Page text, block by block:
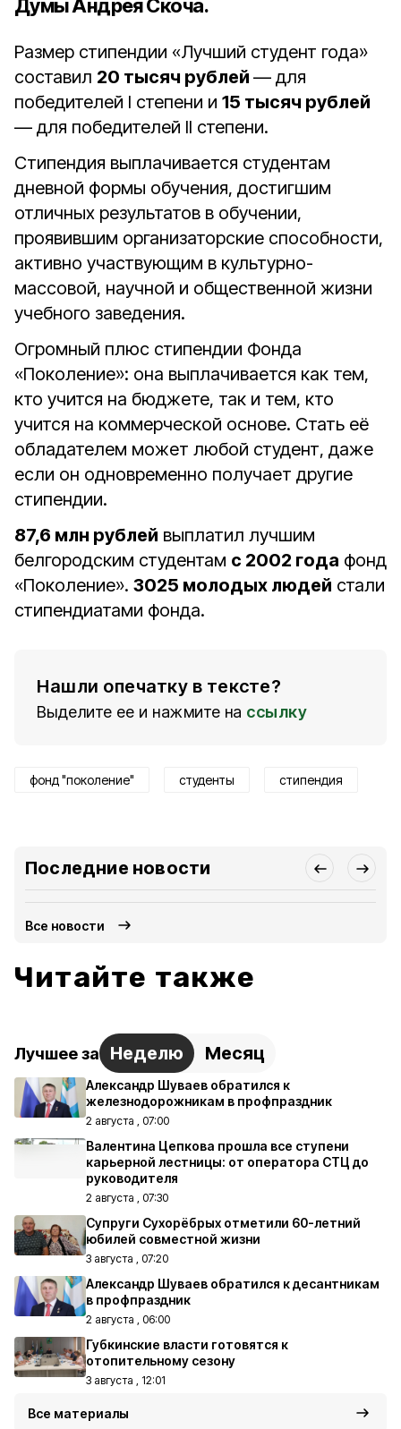
Думы Андрея Скоча.
Размер стипендии «Лучший студент года»
составил 20 тысяч рублей — для
победителей I степени и 15 тысяч рублей
— для победителей II степени.
Стипендия выплачивается студентам
дневной формы обучения, достигшим
отличных результатов в обучении,
проявившим организаторские способности,
активно участвующим в культурно-
массовой, научной и общественной жизни
учебного заведения.
Огромный плюс стипендии Фонда
«Поколение»: она выплачивается как тем,
кто учится на бюджете, так и тем, кто
учится на коммерческой основе. Стать её
обладателем может любой студент, даже
если он одновременно получает другие
стипендии.
87,6 млн рублей выплатил лучшим
белгородским студентам с 2002 года фонд
«Поколение». 3025 молодых людей стали
стипендиатами фонда.
Нашли опечатку в тексте?
Выделите ее и нажмите на ссылку
фонд "поколение" студенты стипендия
Последние новости
Все новости
Читайте также
Лучшее за Неделю Месяц
Александр Шуваев обратился к
железнодорожникам в профпраздник
2 августа , 07:00
Валентина Цепкова прошла все ступени
карьерной лестницы: от оператора СТЦ до
руководителя
2 августа , 07:30
Супруги Сухорёбрых отметили 60-летний
юбилей совместной жизни
3 августа , 07:20
Александр Шуваев обратился к десантникам
в профпраздник
2 августа , 06:00
Губкинские власти готовятся к
отопительному сезону
3 августа , 12:01
Все материалы